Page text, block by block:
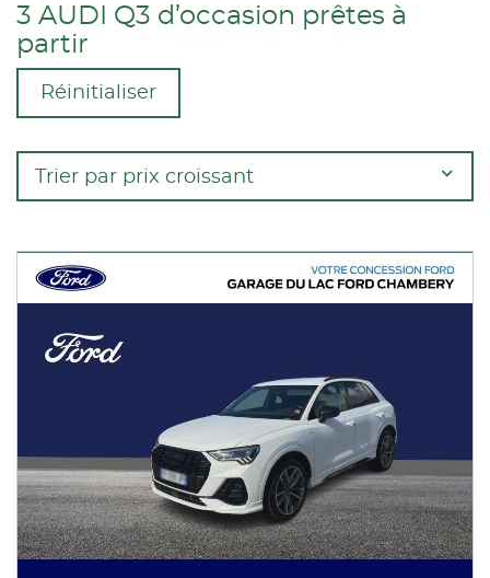
3 AUDI Q3 d’occasion prêtes à
partir
Réinitialiser
Trier par prix croissant